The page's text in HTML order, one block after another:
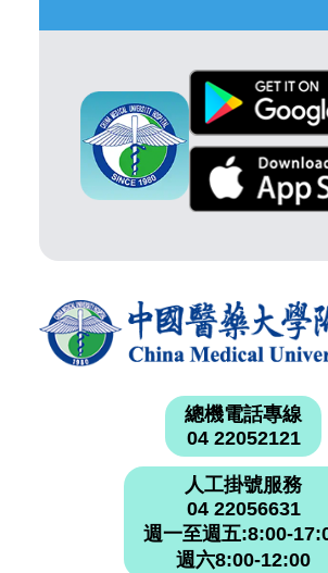
總機電話專線
04 22052121
人工掛號服務
04 22056631
週一至週五:8:00-
週六8:00-12:00